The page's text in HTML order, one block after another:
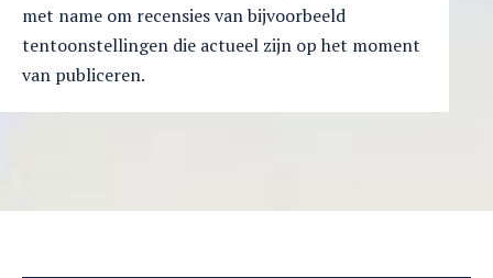
met name om recensies van bijvoorbeeld
tentoonstellingen die actueel zijn op het moment
van publiceren.